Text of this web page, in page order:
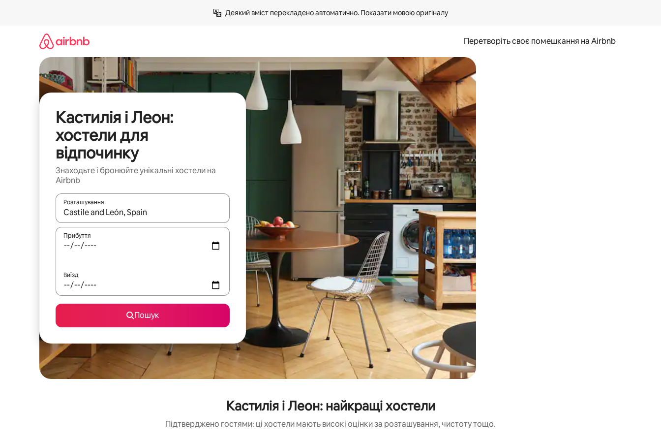
Деякий вміст перекладено автоматично. Показати мовою оригіналу
Перетворіть своє помешкання на Airbnb
Кастилія і Леон:
хостели для
відпочинку
Знаходьте і бронюйте унікальні хостели на
Airbnb
Розташування
Отримавши результати пошуку, використовуйте для навігації сторінкою клавіші зі стрілками вгору та вниз або жести дотику та гортання.
Прибуття
Виїзд
Пошук
Кастилія і Леон: найкращі хостели
Підтверджено гостями: ці хостели мають високі оцінки за розташування, чистоту тощо.